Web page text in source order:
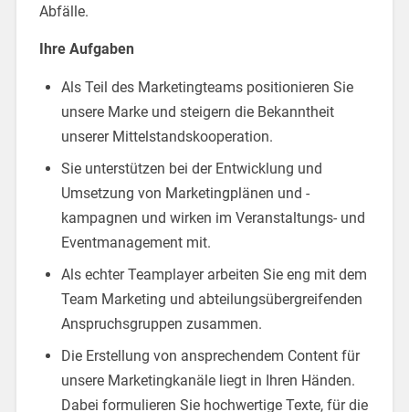
Abfälle.
Ihre Aufgaben
Als Teil des Marketingteams positionieren Sie
unsere Marke und steigern die Bekanntheit
unserer Mittelstandskooperation.
Sie unterstützen bei der Entwicklung und
Umsetzung von Marketingplänen und -
kampagnen und wirken im Veranstaltungs- und
Eventmanagement mit.
Als echter Teamplayer arbeiten Sie eng mit dem
Team Marketing und abteilungsübergreifenden
Anspruchsgruppen zusammen.
Die Erstellung von ansprechendem Content für
unsere Marketingkanäle liegt in Ihren Händen.
Dabei formulieren Sie hochwertige Texte, für die